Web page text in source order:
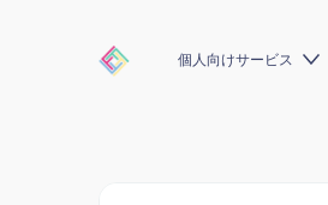
個人向けサービス